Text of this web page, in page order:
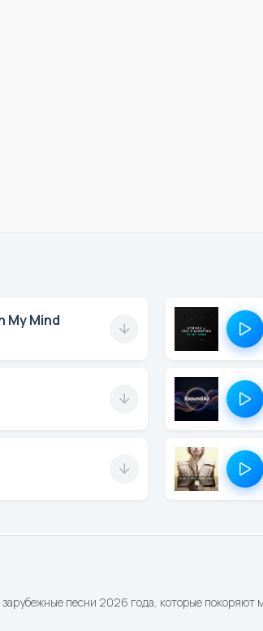
песни 2026 года, которые
My Mind